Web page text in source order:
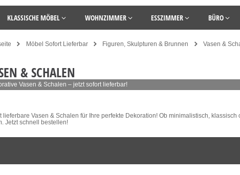
KLASSISCHE MÖBEL WOHNZIMMER ESSZIMMER BÜRO
Möbel Sofort Lieferbar Figuren, Skulpturen & Brunnen Vasen &
& SCHALEN
Vasen & Schalen – jetzt sofort lieferbar!
lieferbare Vasen & Schalen für Ihre perfekte Dekoration! Ob minimalistisch,
Jetzt schnell bestellen!